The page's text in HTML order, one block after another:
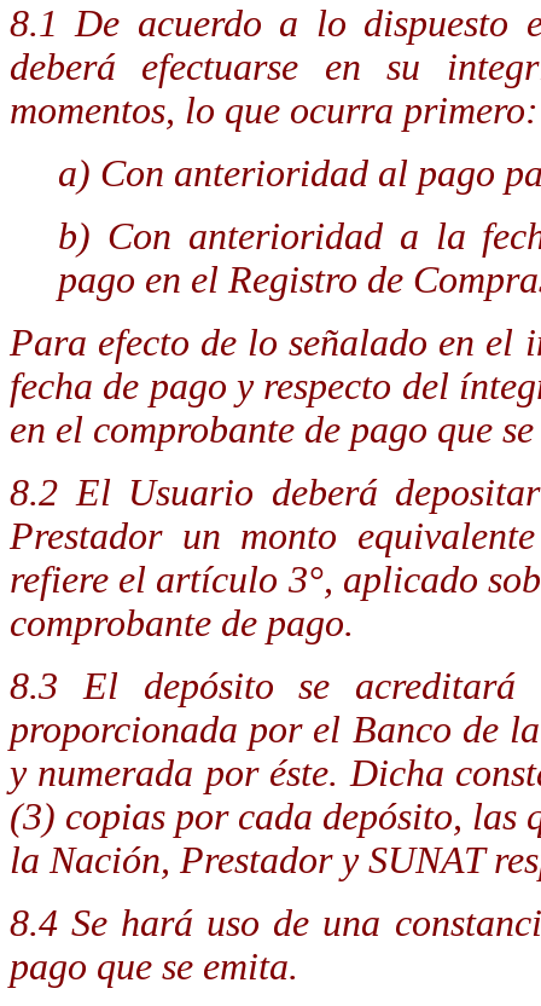
8.1 De acuerdo a lo dispuesto
deberá efectuarse en su
momentos, lo que ocurra primero:
a) Con anterioridad al pago
b) Con anterioridad a la
pago en el Registro de
Para efecto de lo señalado en el
fecha de pago y respecto del
en el comprobante de pago que
8.2 El Usuario deberá
Prestador un monto
refiere el artículo 3°, aplicado
comprobante de pago.
8.3 El depósito se acreditará
proporcionada por el Banco de
y numerada por éste. Dicha
(3) copias por cada depósito, las
la Nación, Prestador y SUNAT
8.4 Se hará uso de una
pago que se emita.